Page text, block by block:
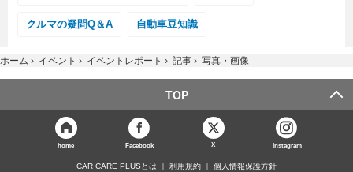
クルマの疑問Q＆A 自動車豆知識
ホーム › イベント › イベントレポート › 記事 › 写真・画像
TOP
home Facebook X Instagram
CAR CARE PLUSとは 利用規約 個人情報保護方針